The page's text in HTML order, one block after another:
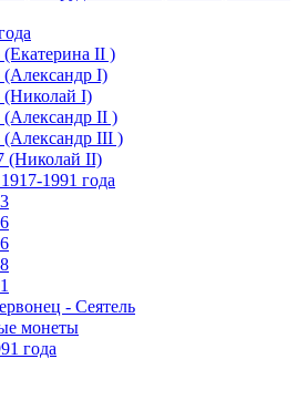
(Екатерина II )
(Александр I)
(Николай I)
(Александр II )
(Александр III )
(Николай II)
1991 года
- Сеятель
монеты
года